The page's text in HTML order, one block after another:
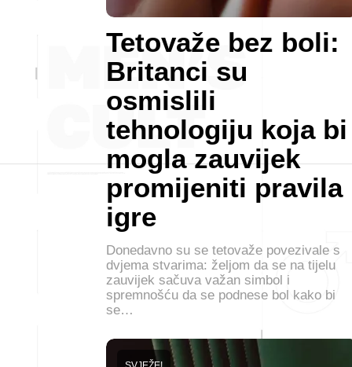
Tetovaže bez boli:
Britanci su
osmislili
tehnologiju koja bi
mogla zauvijek
promijeniti pravila
igre
Donedavno su se tetovaže povezivale s
dvjema stvarima: željom da se na tijelu
zauvijek sačuva važan simbol i
spremnošću da se podnese bol kako bi
se…